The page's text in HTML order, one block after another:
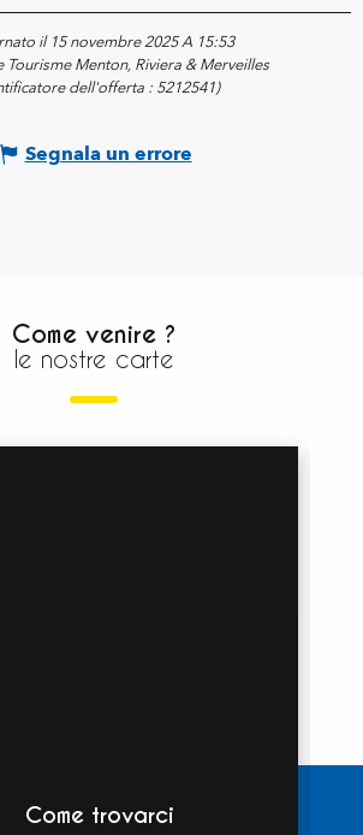
il 15 novembre 2025 A 15:53
Tourisme Menton, Riviera & Merveilles
dell'offerta : 5212541)
Segnala un errore
Come venire ?
le nostre carte
Come trovarci